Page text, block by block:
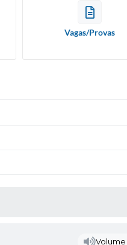
Vagas/Provas
Volume